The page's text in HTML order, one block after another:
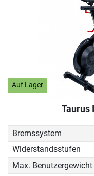
Auf Lager
Taurus
Bremssystem
Widerstandsstufen
Max. Benutzergewicht